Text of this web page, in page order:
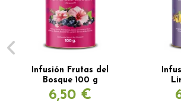
Infusión Frutas del
Bosque 100 g
6,50 €